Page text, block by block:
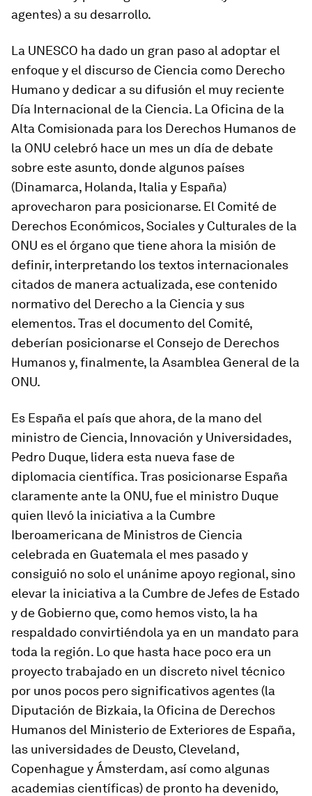
agentes) a su desarrollo.
La UNESCO ha dado un gran paso al adoptar el
enfoque y el discurso de Ciencia como Derecho
Humano y dedicar a su difusión el muy reciente
Día Internacional de la Ciencia. La Oficina de la
Alta Comisionada para los Derechos Humanos de
la ONU celebró hace un mes un día de debate
sobre este asunto, donde algunos países
(Dinamarca, Holanda, Italia y España)
aprovecharon para posicionarse. El Comité de
Derechos Económicos, Sociales y Culturales de la
ONU es el órgano que tiene ahora la misión de
definir, interpretando los textos internacionales
citados de manera actualizada, ese contenido
normativo del Derecho a la Ciencia y sus
elementos. Tras el documento del Comité,
deberían posicionarse el Consejo de Derechos
Humanos y, finalmente, la Asamblea General de la
ONU.
Es España el país que ahora, de la mano del
ministro de Ciencia, Innovación y Universidades,
Pedro Duque, lidera esta nueva fase de
diplomacia científica. Tras posicionarse España
claramente ante la ONU, fue el ministro Duque
quien llevó la iniciativa a la Cumbre
Iberoamericana de Ministros de Ciencia
celebrada en Guatemala el mes pasado y
consiguió no solo el unánime apoyo regional, sino
elevar la iniciativa a la Cumbre de Jefes de Estado
y de Gobierno que, como hemos visto, la ha
respaldado convirtiéndola ya en un mandato para
toda la región. Lo que hasta hace poco era un
proyecto trabajado en un discreto nivel técnico
por unos pocos pero significativos agentes (la
Diputación de Bizkaia, la Oficina de Derechos
Humanos del Ministerio de Exteriores de España,
las universidades de Deusto, Cleveland,
Copenhague y Ámsterdam, así como algunas
academias científicas) de pronto ha devenido,